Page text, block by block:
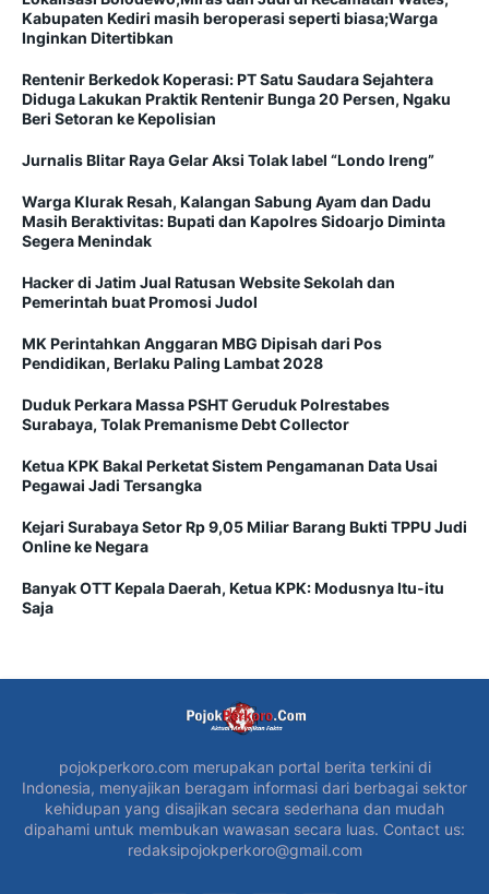
Kabupaten Kediri masih beroperasi seperti biasa;Warga
Inginkan Ditertibkan
Rentenir Berkedok Koperasi: PT Satu Saudara Sejahtera
Diduga Lakukan Praktik Rentenir Bunga 20 Persen, Ngaku
Beri Setoran ke Kepolisian
Jurnalis Blitar Raya Gelar Aksi Tolak label “Londo Ireng”
Warga Klurak Resah, Kalangan Sabung Ayam dan Dadu
Masih Beraktivitas: Bupati dan Kapolres Sidoarjo Diminta
Segera Menindak
Hacker di Jatim Jual Ratusan Website Sekolah dan
Pemerintah buat Promosi Judol
MK Perintahkan Anggaran MBG Dipisah dari Pos
Pendidikan, Berlaku Paling Lambat 2028
Duduk Perkara Massa PSHT Geruduk Polrestabes
Surabaya, Tolak Premanisme Debt Collector
Ketua KPK Bakal Perketat Sistem Pengamanan Data Usai
Pegawai Jadi Tersangka
Kejari Surabaya Setor Rp 9,05 Miliar Barang Bukti TPPU Judi
Online ke Negara
Banyak OTT Kepala Daerah, Ketua KPK: Modusnya Itu-itu
Saja
pojokperkoro.com merupakan portal berita terkini di
Indonesia, menyajikan beragam informasi dari berbagai sektor
kehidupan yang disajikan secara sederhana dan mudah
dipahami untuk membukan wawasan secara luas. Contact us:
redaksipojokperkoro@gmail.com